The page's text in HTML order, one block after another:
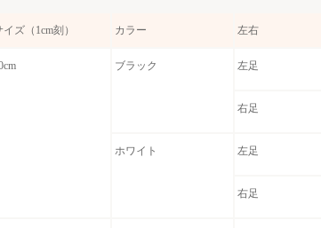
イズ（1cm刻） カラー 左右
ブラック 左足
右足
ホワイト 左足
右足